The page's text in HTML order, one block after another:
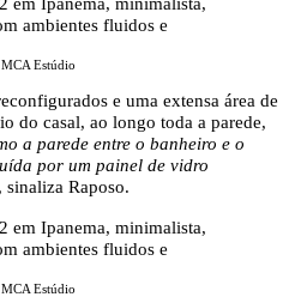
Estúdio
e uma extensa área de
do casal, ao longo toda a parede,
a parede entre o banheiro e o
por um painel de vidro
sinaliza Raposo.
Estúdio